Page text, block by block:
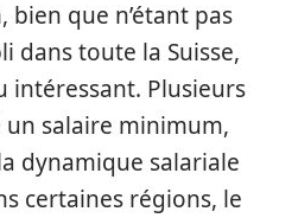
bien que n’étant pas
dans toute la Suisse,
intéressant. Plusieurs
salaire minimum,
dynamique salariale
certaines régions, le